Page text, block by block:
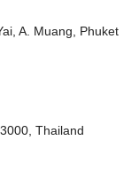
A. Muang, Phuket
Thailand